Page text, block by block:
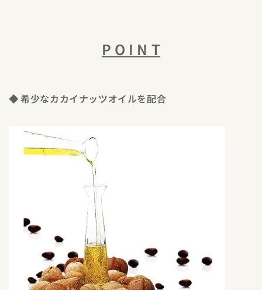
P O I N T
◆ 希少なカカイナッツオイルを配合